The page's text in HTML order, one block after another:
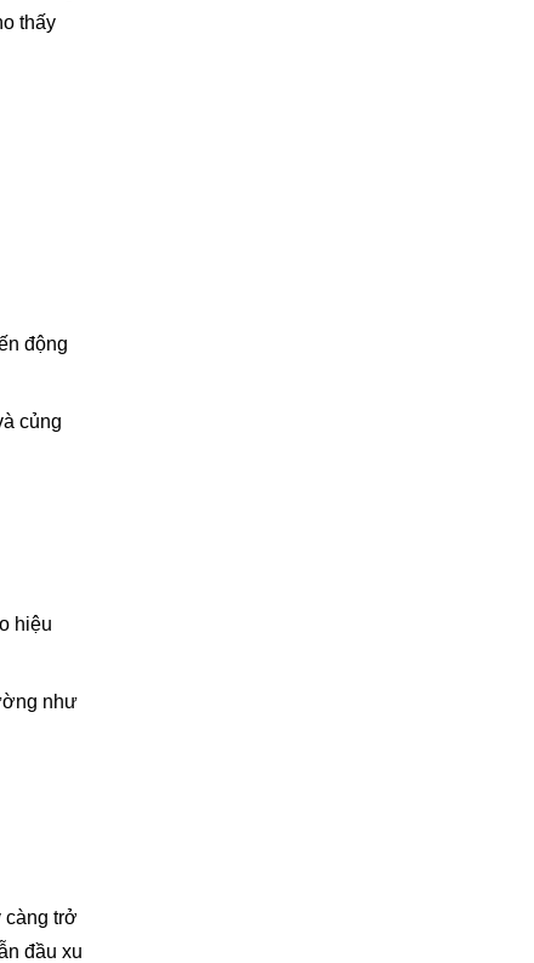
thấy
động
củng
hiệu
như
càng trở
đầu xu